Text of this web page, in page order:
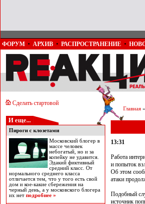
ФОРУМ • АРХИВ • РАСПРОСТРАНЕНИЕ •
Сделать стартовой
И еще...
Пироги с клозетами
Московский блогер в
массе человек
небогатый, но и за
копейку не удавится.
Эдакий фиктивный
средний класс. От
нормального среднего класса
отличается тем, что у того есть свой
дом и кое-какие сбережения на
черный день, а у московского блогера
их нет подробнее »
Главная
13:31
Работа
и попыток
Об этом
атаки
Подобный
источник